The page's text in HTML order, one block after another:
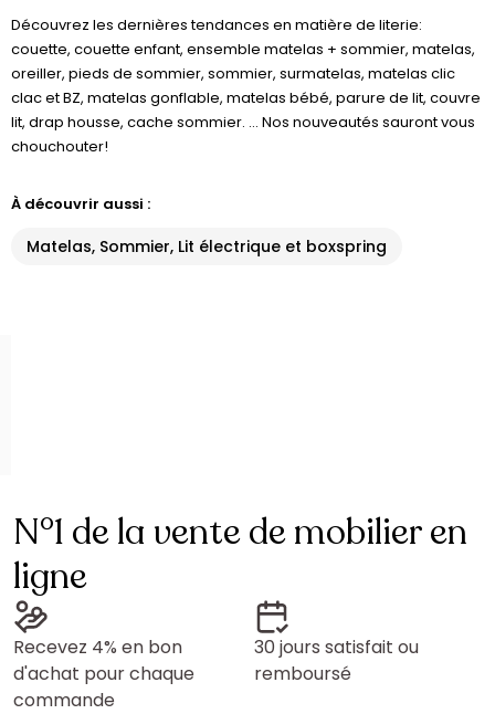
Découvrez les dernières tendances en matière de literie:
couette, couette enfant, ensemble matelas + sommier, matelas,
oreiller, pieds de sommier, sommier, surmatelas, matelas clic
clac et BZ, matelas gonflable, matelas bébé, parure de lit, couvre
lit, drap housse, cache sommier. ... Nos nouveautés sauront vous
chouchouter!
À découvrir aussi :
Matelas, Sommier, Lit électrique et boxspring
N°1 de la vente de mobilier en
ligne
Recevez 4% en bon
d'achat pour chaque
commande
30 jours satisfait ou
remboursé